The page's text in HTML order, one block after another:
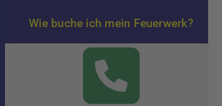
Wie buche ich mein Feuerwerk?